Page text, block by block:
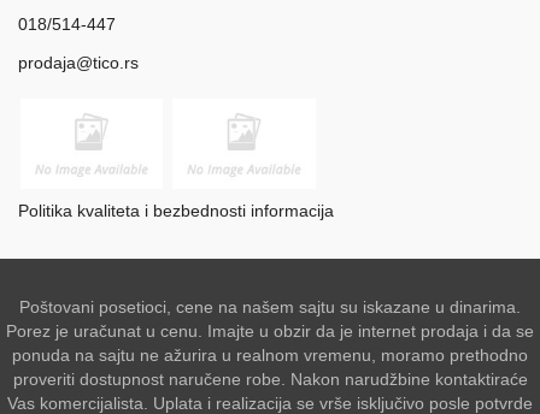
018/514-447
prodaja@tico.rs
Politika kvaliteta i bezbednosti informacija
Poštovani posetioci, cene na našem sajtu su iskazane u dinarima.
Porez je uračunat u cenu. Imajte u obzir da je internet prodaja i da se
ponuda na sajtu ne ažurira u realnom vremenu, moramo prethodno
proveriti dostupnost naručene robe. Nakon narudžbine kontaktiraće
Vas komercijalista. Uplata i realizacija se vrše isključivo posle potvrde